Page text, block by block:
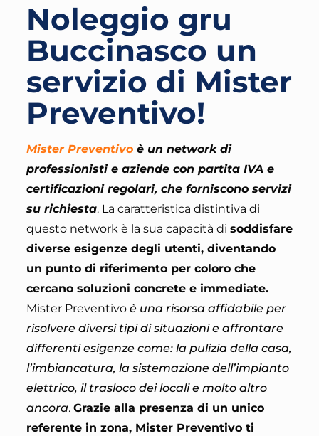
Noleggio gru
Buccinasco un
servizio di Mister
Preventivo!
Mister Preventivoè un network di
professionisti e aziende con partita IVA e
certificazioni regolari, che forniscono servizi
su richiesta. La caratteristica distintiva di
questo network è la sua capacità di soddisfare
diverse esigenze degli utenti, diventando
un punto di riferimento per coloro che
cercano soluzioni concrete e immediate.
Mister Preventivo è una risorsa affidabile per
risolvere diversi tipi di situazioni e affrontare
differenti esigenze come: la pulizia della casa,
l’imbiancatura, la sistemazione dell’impianto
elettrico, il trasloco dei locali e molto altro
ancora. Grazie alla presenza di un unico
referente in zona, Mister Preventivo ti